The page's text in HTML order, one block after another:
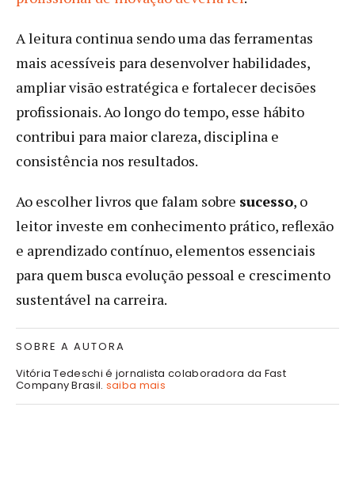
A leitura continua sendo uma das ferramentas
mais acessíveis para desenvolver habilidades,
ampliar visão estratégica e fortalecer decisões
profissionais. Ao longo do tempo, esse hábito
contribui para maior clareza, disciplina e
consistência nos resultados.
Ao escolher livros que falam sobre sucesso, o
leitor investe em conhecimento prático, reflexão
e aprendizado contínuo, elementos essenciais
para quem busca evolução pessoal e crescimento
sustentável na carreira.
SOBRE A AUTORA
Vitória Tedeschi é jornalista colaboradora da Fast
Company Brasil. saiba mais